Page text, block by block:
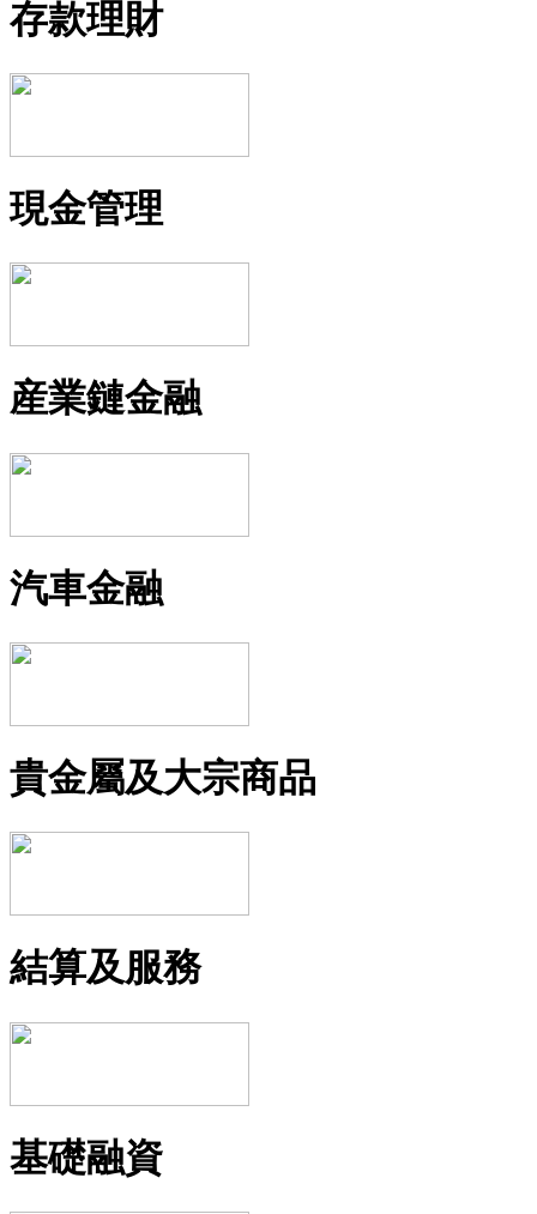
存款理財
現金管理
産業鏈金融
汽車金融
貴金屬及大宗商品
結算及服務
基礎融資